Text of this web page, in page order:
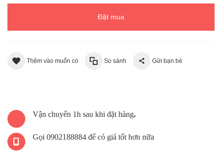
Đặt mua
Thêm vào muốn có So sánh Gửi bạn bè
Vận chuyển 1h sau khi đặt hàng.
Gọi 0902188884 để có giá tốt hơn nữa